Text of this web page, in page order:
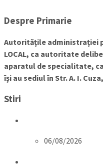
Despre Primarie
Autoritățile administrației
LOCAL, ca autoritate
aparatul de specialitate,
își au sediul în Str. A. I.
Stiri
06/08/2026